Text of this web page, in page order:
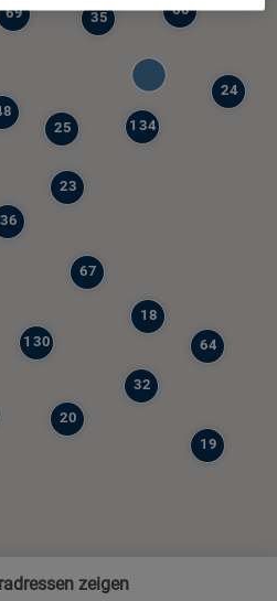
64
67
36
130
69
134
23
35
19
60
18
32
20
24
25
zeigen